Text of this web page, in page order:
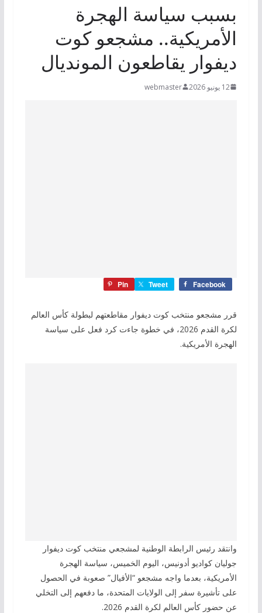
بسبب سياسة الهجرة
الأمريكية.. مشجعو كوت
ديفوار يقاطعون المونديال
12 يونيو 2026 webmaster
Facebook
Tweet
Pin
قرر مشجعو منتخب كوت ديفوار مقاطعتهم لبطولة كأس العالم
لكرة القدم 2026، في خطوة جاءت كرد فعل على سياسة
الهجرة الأمريكية.
وانتقد رئيس الرابطة الوطنية لمشجعي منتخب كوت ديفوار
جوليان كواديو أدونيس، اليوم الخميس، سياسة الهجرة
الأمريكية، بعدما واجه مشجعو “الأفيال” صعوبة في الحصول
على تأشيرة سفر إلى الولايات المتحدة، ما دفعهم إلى التخلي
عن حضور كأس العالم لكرة القدم 2026.